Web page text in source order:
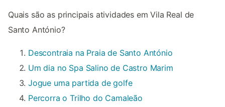
Quais são as principais atividades em Vila Real de
Santo António?
Descontraia na Praia de Santo António
Um dia no Spa Salino de Castro Marim
Jogue uma partida de golfe
Percorra o Trilho do Camaleão